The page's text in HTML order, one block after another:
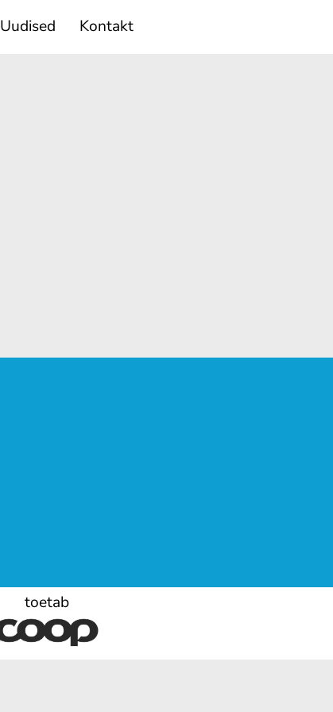
Uudised Kontakt
toetab